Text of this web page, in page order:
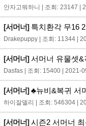
안자고뭐하니 | 조회: 23147 |
[서머너]특치환각 무16
Drakepuppy | 조회: 11344 |
[서머너]서머너 유물셋&
Dasfas | 조회: 15400 | 2021-
[서머너]♣뉴비&복귀 서
하이잘델리 | 조회: 546304 |
[서머너]시즌2 서머너